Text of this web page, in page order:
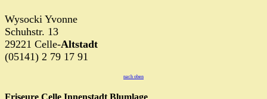
Wysocki Yvonne
Schuhstr. 13
29221 Celle-Altstadt
(05141) 2 79 17 91
nach oben
Friseure Celle Innenstadt Blumlage